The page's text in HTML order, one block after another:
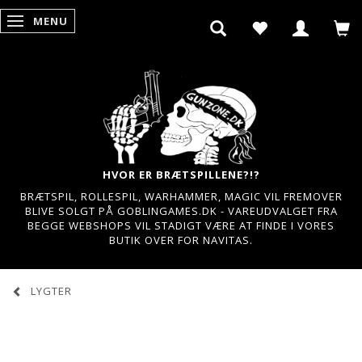
SKIFTE NAVIGATION
MENU
HVOR ER BRÆTSPILLENE?!?
BRÆTSPIL, ROLLESPIL, WARHAMMER, MAGIC VIL FREMOVER
BLIVE SOLGT PÅ GOBLINGAMES.DK - VAREUDVALGET FRA
BEGGE WEBSHOPS VIL STADIGT VÆRE AT FINDE I VORES
BUTIK OVER FOR NAVITAS.
LYGTER